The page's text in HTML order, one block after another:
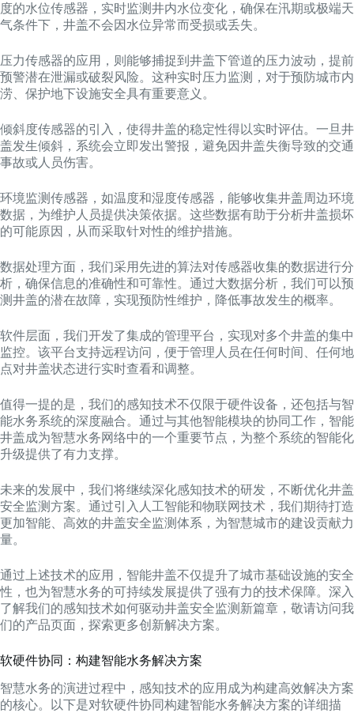
度的水位传感器，实时监测井内水位变化，确保在汛期或极端天
气条件下，井盖不会因水位异常而受损或丢失。
压力传感器的应用，则能够捕捉到井盖下管道的压力波动，提前
预警潜在泄漏或破裂风险。这种实时压力监测，对于预防城市内
涝、保护地下设施安全具有重要意义。
倾斜度传感器的引入，使得井盖的稳定性得以实时评估。一旦井
盖发生倾斜，系统会立即发出警报，避免因井盖失衡导致的交通
事故或人员伤害。
环境监测传感器，如温度和湿度传感器，能够收集井盖周边环境
数据，为维护人员提供决策依据。这些数据有助于分析井盖损坏
的可能原因，从而采取针对性的维护措施。
数据处理方面，我们采用先进的算法对传感器收集的数据进行分
析，确保信息的准确性和可靠性。通过大数据分析，我们可以预
测井盖的潜在故障，实现预防性维护，降低事故发生的概率。
软件层面，我们开发了集成的管理平台，实现对多个井盖的集中
监控。该平台支持远程访问，便于管理人员在任何时间、任何地
点对井盖状态进行实时查看和调整。
值得一提的是，我们的感知技术不仅限于硬件设备，还包括与智
能水务系统的深度融合。通过与其他智能模块的协同工作，智能
井盖成为智慧水务网络中的一个重要节点，为整个系统的智能化
升级提供了有力支撑。
未来的发展中，我们将继续深化感知技术的研发，不断优化井盖
安全监测方案。通过引入人工智能和物联网技术，我们期待打造
更加智能、高效的井盖安全监测体系，为智慧城市的建设贡献力
量。
通过上述技术的应用，智能井盖不仅提升了城市基础设施的安全
性，也为智慧水务的可持续发展提供了强有力的技术保障。深入
了解我们的感知技术如何驱动井盖安全监测新篇章，敬请访问我
们的产品页面，探索更多创新解决方案。
软硬件协同：构建智能水务解决方案
智慧水务的演进过程中，感知技术的应用成为构建高效解决方案
的核心。以下是对软硬件协同构建智能水务解决方案的详细描